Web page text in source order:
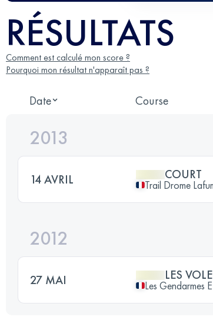
RÉSULTATS
Comment est calculé mon score ?
Pourquoi mon résultat n'apparaît pas ?
Date Course
2013
14 AVRIL COURT
Trail Drome
2012
27 MAI LES
Les Gendarmes